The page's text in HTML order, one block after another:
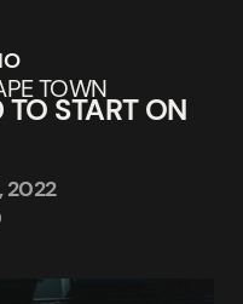
TOWN
START ON
2022